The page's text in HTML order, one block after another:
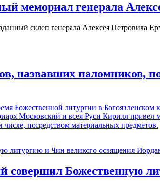
мемориал генерала
склеп генерала Алексея Петровича
назвавших паломников,
Божественной литургии в
Московский и всея Руси Кирилл привел
посредством материальных предметов.
совершил Божественную